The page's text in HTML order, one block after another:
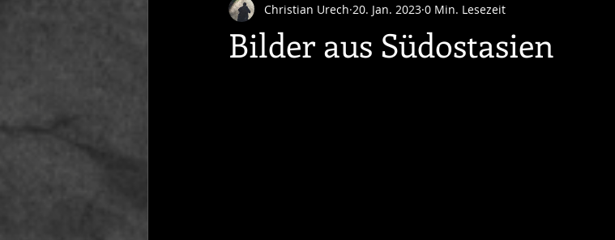
Kunst
Bilder aus Südostasien
Christian Urech 20. Jan. 2023 0 Min. Lesezeit